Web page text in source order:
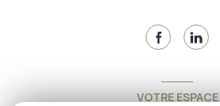
VOTRE ESPACE